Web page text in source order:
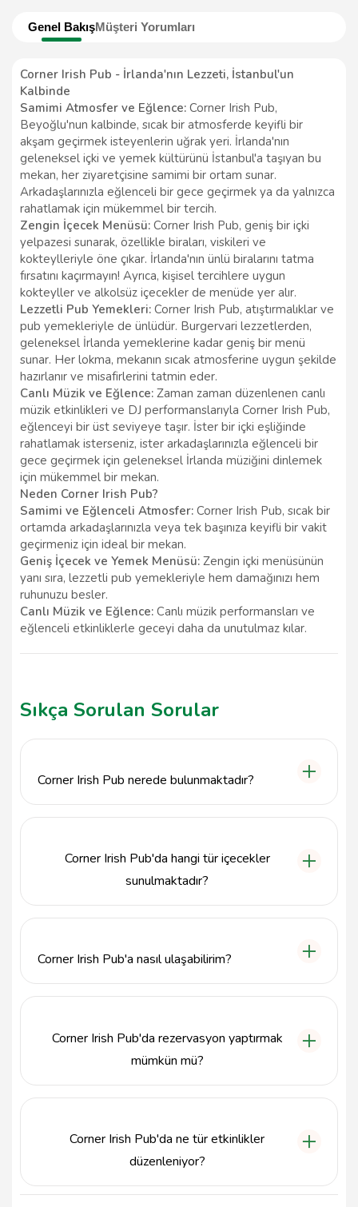
Genel BakışMüşteri Yorumları
Corner Irish Pub - İrlanda'nın Lezzeti, İstanbul'un
Kalbinde
Samimi Atmosfer ve Eğlence: Corner Irish Pub,
Beyoğlu'nun kalbinde, sıcak bir atmosferde keyifli bir
akşam geçirmek isteyenlerin uğrak yeri. İrlanda'nın
geleneksel içki ve yemek kültürünü İstanbul'a taşıyan bu
mekan, her ziyaretçisine samimi bir ortam sunar.
Arkadaşlarınızla eğlenceli bir gece geçirmek ya da yalnızca
rahatlamak için mükemmel bir tercih.
Zengin İçecek Menüsü: Corner Irish Pub, geniş bir içki
yelpazesi sunarak, özellikle biraları, viskileri ve
kokteylleriyle öne çıkar. İrlanda'nın ünlü biralarını tatma
fırsatını kaçırmayın! Ayrıca, kişisel tercihlere uygun
kokteyller ve alkolsüz içecekler de menüde yer alır.
Lezzetli Pub Yemekleri: Corner Irish Pub, atıştırmalıklar ve
pub yemekleriyle de ünlüdür. Burgervari lezzetlerden,
geleneksel İrlanda yemeklerine kadar geniş bir menü
sunar. Her lokma, mekanın sıcak atmosferine uygun şekilde
hazırlanır ve misafirlerini tatmin eder.
Canlı Müzik ve Eğlence: Zaman zaman düzenlenen canlı
müzik etkinlikleri ve DJ performanslarıyla Corner Irish Pub,
eğlenceyi bir üst seviyeye taşır. İster bir içki eşliğinde
rahatlamak isterseniz, ister arkadaşlarınızla eğlenceli bir
gece geçirmek için geleneksel İrlanda müziğini dinlemek
için mükemmel bir mekan.
Neden Corner Irish Pub?
Samimi ve Eğlenceli Atmosfer: Corner Irish Pub, sıcak bir
ortamda arkadaşlarınızla veya tek başınıza keyifli bir vakit
geçirmeniz için ideal bir mekan.
Geniş İçecek ve Yemek Menüsü: Zengin içki menüsünün
yanı sıra, lezzetli pub yemekleriyle hem damağınızı hem
ruhunuzu besler.
Canlı Müzik ve Eğlence: Canlı müzik performansları ve
eğlenceli etkinliklerle geceyi daha da unutulmaz kılar.
Sıkça Sorulan Sorular
Corner Irish Pub nerede bulunmaktadır?
Corner Irish Pub'da hangi tür içecekler
sunulmaktadır?
Corner Irish Pub'a nasıl ulaşabilirim?
pub'a ulaşabilirsiniz.
Corner Irish Pub'da rezervasyon yaptırmak
mümkün mü?
Corner Irish Pub'da ne tür etkinlikler
düzenleniyor?
Corner Irish Pub, canlı müzik performansları ve temalı